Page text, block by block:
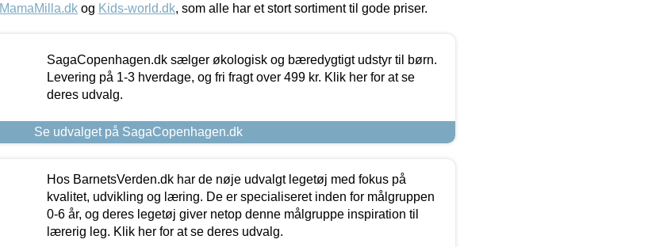
MamaMilla.dk og Kids-world.dk, som alle har et stort sortiment til gode priser.
SagaCopenhagen.dk sælger økologisk og bæredygtigt udstyr til børn.
Levering på 1-3 hverdage, og fri fragt over 499 kr. Klik her for at se
deres udvalg.
Se udvalget på SagaCopenhagen.dk
Hos BarnetsVerden.dk har de nøje udvalgt legetøj med fokus på
kvalitet, udvikling og læring. De er specialiseret inden for målgruppen
0-6 år, og deres legetøj giver netop denne målgruppe inspiration til
lærerig leg. Klik her for at se deres udvalg.